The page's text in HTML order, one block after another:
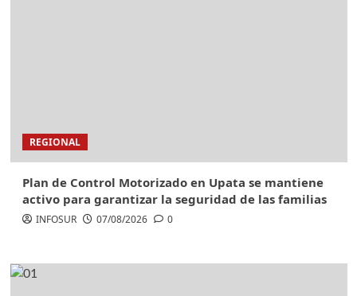
REGIONAL
Plan de Control Motorizado en Upata se mantiene
activo para garantizar la seguridad de las familias
INFOSUR 07/08/2026 0